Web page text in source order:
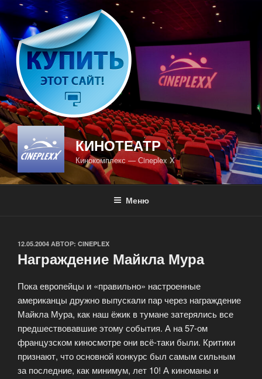
Перейти
к
содержимому
КИНОТЕАТР
Кинокомплекс — Сineplex X
Меню
ОПУБЛИКОВАНО
12.05.2004 АВТОР: CINEPLEX
Награждение Майкла Мура
Пока европейцы и «правильно» настроенные
американцы дружно выпускали пар через награждение
Майкла Мура, как наш ёжик в тумане затерялись все
предшествовавшие этому события. А на 57-ом
французском киносмотре они всё-таки были. Критики
признают, что основной конкурс был самым сильным
за последние, как минимум, лет 10! А киноманы и